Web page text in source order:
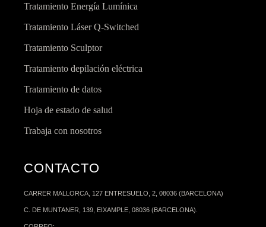
Tratamiento Energía Lumínica
Tratamiento Láser Q-Switched
Tratamiento Sculptor
Tratamiento depilación eléctrica
Tratamiento de datos
Hoja de estado de salud
Trabaja con nosotros
CONTACTO
CARRER MALLORCA, 127 ENTRESUELO, 2, 08036 (BARCELONA)
C. DE MUNTANER, 139, EIXAMPLE, 08036 (BARCELONA).